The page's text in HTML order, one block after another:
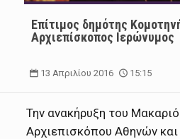
Επίτιμος δημότης
Αρχιεπίσκοπος Ιερώνυμος
13 Απριλίου 2016 15:15
Την ανακήρυξη του
Αρχιεπισκόπου Αθηνών